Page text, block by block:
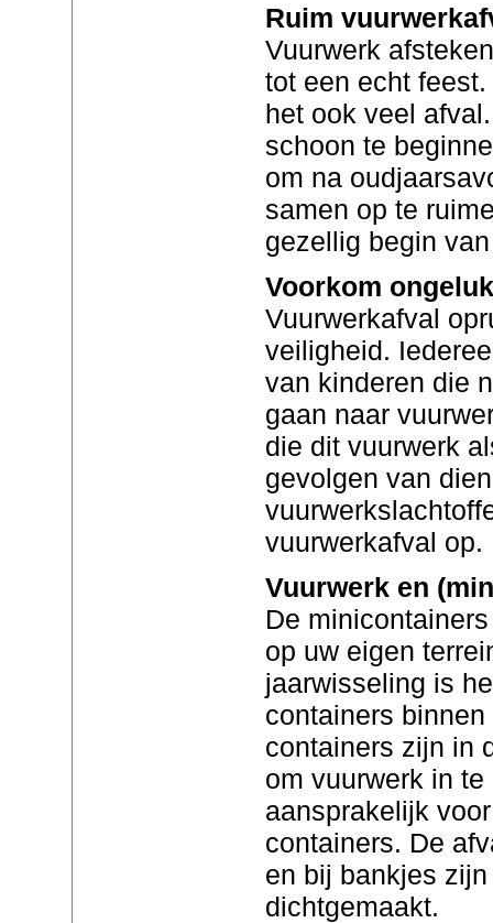
Ruim
Vuurwerk
tot een echt
het ook veel
schoon te
om na
samen op te
gezellig begin
Voorkom
Vuurwerkafval
veiligheid.
van kinderen die
gaan naar
die dit vuurwerk
gevolgen van
vuurwerkafval op.
Vuurwerk en
De
op uw eigen
jaarwisseling is
containers
containers zijn in
om vuurwerk in
aansprakelijk
containers. De
en bij bankjes
dichtgemaakt.